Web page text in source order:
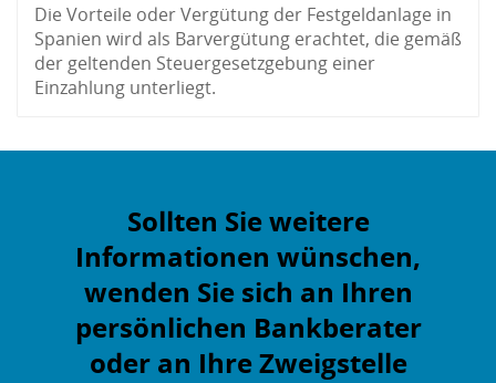
Die Vorteile oder Vergütung der Festgeldanlage in
Spanien wird als Barvergütung erachtet, die gemäß
der geltenden Steuergesetzgebung einer
Einzahlung unterliegt.
Sollten Sie weitere
Informationen wünschen,
wenden Sie sich an Ihren
persönlichen Bankberater
oder an Ihre Zweigstelle